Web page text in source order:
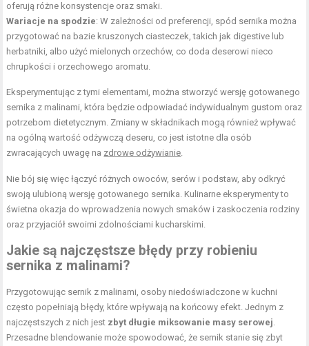
oferują różne konsystencje oraz smaki.
Wariacje na spodzie: W zależności od preferencji, spód sernika można
przygotować na bazie kruszonych ciasteczek, takich jak digestive lub
herbatniki, albo użyć mielonych orzechów, co doda deserowi nieco
chrupkości i orzechowego aromatu.
Eksperymentując z tymi elementami, można stworzyć wersję gotowanego
sernika z malinami, która będzie odpowiadać indywidualnym gustom oraz
potrzebom dietetycznym. Zmiany w składnikach mogą również wpływać
na ogólną wartość odżywczą deseru, co jest istotne dla osób
zwracających uwagę na zdrowe odżywianie
Nie bój się więc łączyć różnych owoców, serów i podstaw, aby odkryć
swoją ulubioną wersję gotowanego sernika. Kulinarne eksperymenty to
świetna okazja do wprowadzenia nowych smaków i zaskoczenia rodziny
oraz przyjaciół swoimi zdolnościami kucharskimi.
Jakie są najczęstsze błędy przy robieniu
sernika z malinami?
Przygotowując sernik z malinami, osoby niedoświadczone w kuchni
często popełniają błędy, które wpływają na końcowy efekt. Jednym z
najczęstszych z nich jest zbyt długie miksowanie masy serowej
Przesadne blendowanie może spowodować, że sernik stanie się zbyt